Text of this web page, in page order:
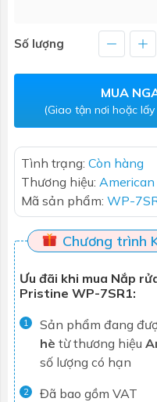
Số lượng
MUA
(Giao tận nơi hoặc
Tình trạng: Còn hàng
Thương hiệu:
Mã sản phẩm: WP-
Chương trình
Ưu đãi khi mua Nắp
Pristine WP-7SR1:
1 Sản phẩm đang
hè từ thương hiệu
số lượng có hạn
2 Đã bao gồm VAT